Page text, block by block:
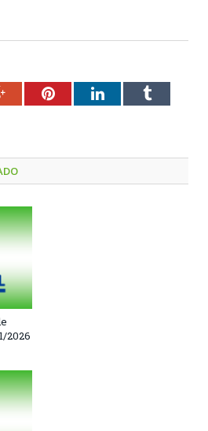
Google+PinterestLinkedInTumblr
2026